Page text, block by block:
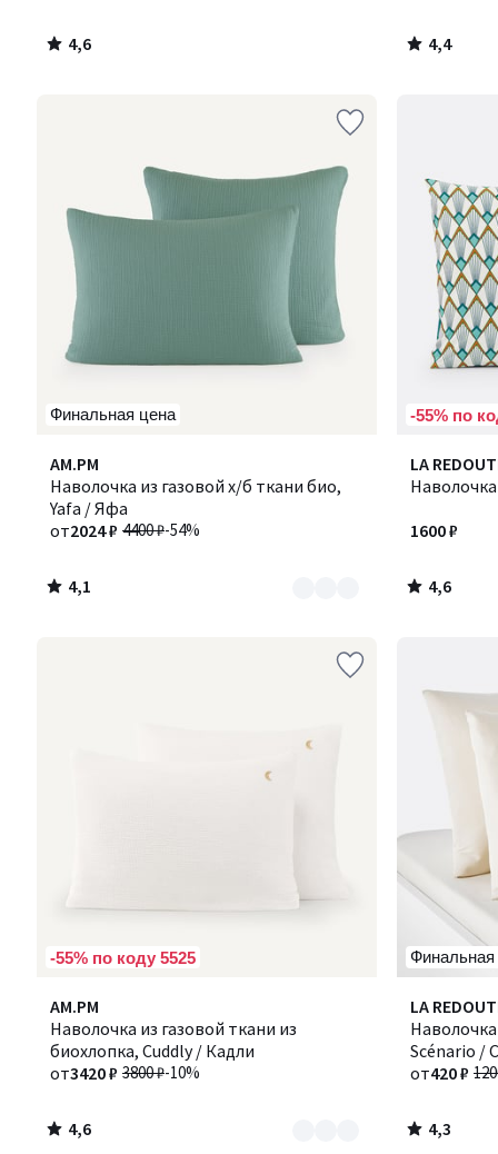
4,6
/
4,4
/
Финальная цена
AM.PM
Наволочка из газовой х/б ткани био,
Yafa / Яфа
4400 ₽-54%
от2024 ₽
4,1
/ 5
Количество
цветов:
4
4,1
/
-55% по
LA
1600 ₽
4,6
/ 5
4,6
/
-55% по коду 5525
AM.PM
Наволочка из газовой ткани из
биохлопка, Cuddly / Кадли
3800 ₽-10%
от3420 ₽
4,6
/ 5
Количество
цветов:
2
4,6
/
Финальная
LA
Scénario /
от420 ₽
4,3
/ 5
Количество
цветов:
2
4,3
/